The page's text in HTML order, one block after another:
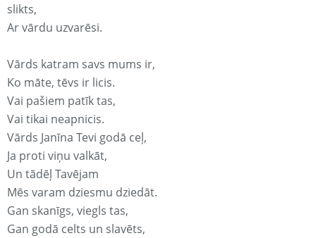
slikts,
Ar vārdu uzvarēsi.
Vārds katram savs mums ir,
Ko māte, tēvs ir licis.
Vai pašiem patīk tas,
Vai tikai neapnicis.
Vārds Janīna Tevi godā ceļ,
Ja proti viņu valkāt,
Un tādēļ Tavējam
Mēs varam dziesmu dziedāt.
Gan skanīgs, viegls tas,
Gan godā celts un slavēts,